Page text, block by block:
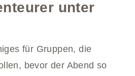
unter
für Gruppen, die
bevor der Abend so